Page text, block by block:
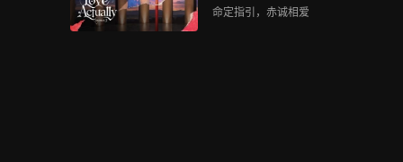
命定指引，赤诚相爱